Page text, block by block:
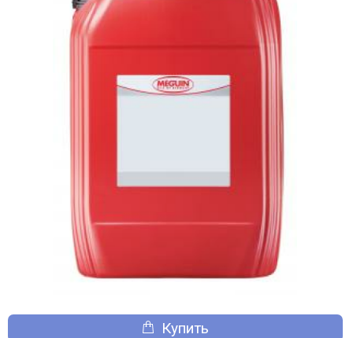
Купить